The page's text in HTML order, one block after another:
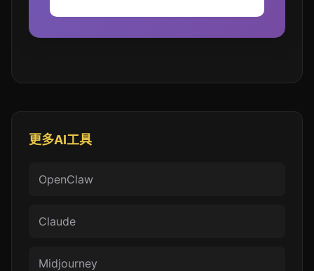
更多AI工具
OpenClaw
Claude
Midjourney